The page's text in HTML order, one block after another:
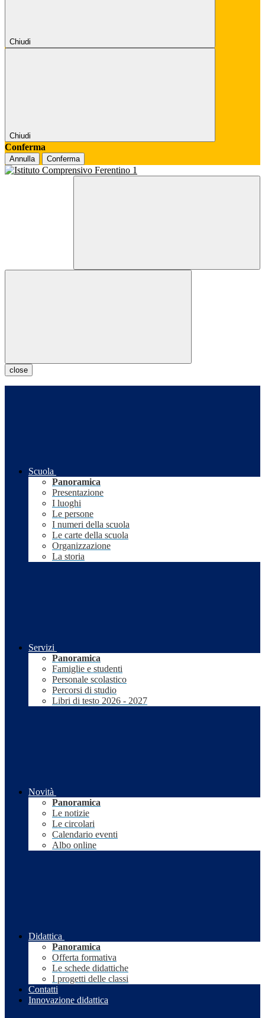
Chiudi
Chiudi
Conferma
Annulla Conferma
close
Scuola
Panoramica
Presentazione
I luoghi
Le persone
I numeri della scuola
Le carte della scuola
Organizzazione
La storia
Servizi
Panoramica
Famiglie e studenti
Personale scolastico
Percorsi di studio
Libri di testo 2026 - 2027
Novità
Panoramica
Le notizie
Le circolari
Calendario eventi
Albo online
Didattica
Panoramica
Offerta formativa
Le schede didattiche
I progetti delle classi
Contatti
Innovazione didattica